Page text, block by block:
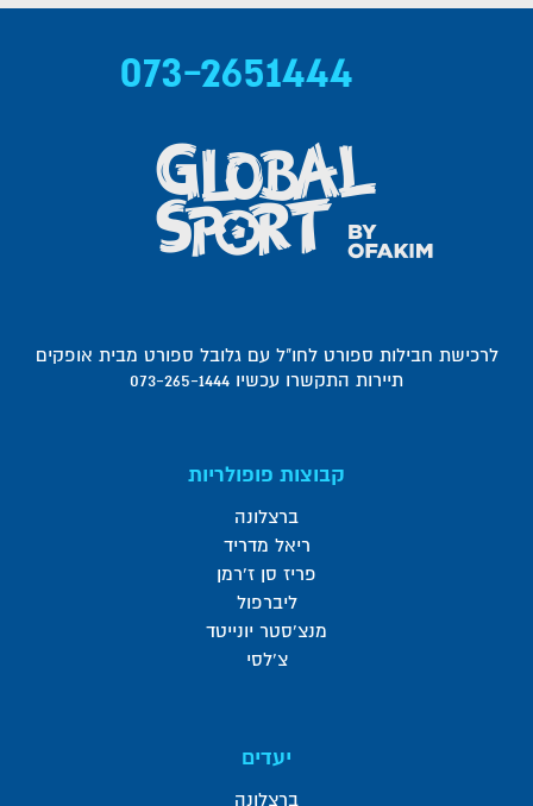
073-2651444
לרכישת חבילות ספורט לחו"ל עם גלובל ספורט מבית אופקים
תיירות התקשרו עכשיו 073-265-1444
קבוצות פופולריות
ברצלונה
ריאל מדריד
פריז סן ז'רמן
ליברפול
מנצ'סטר יונייטד
צ'לסי
יעדים
ברצלונה